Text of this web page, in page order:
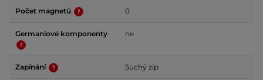
Počet magnetů 0
Germaniové komponenty ne
Zapínání Suchý zip